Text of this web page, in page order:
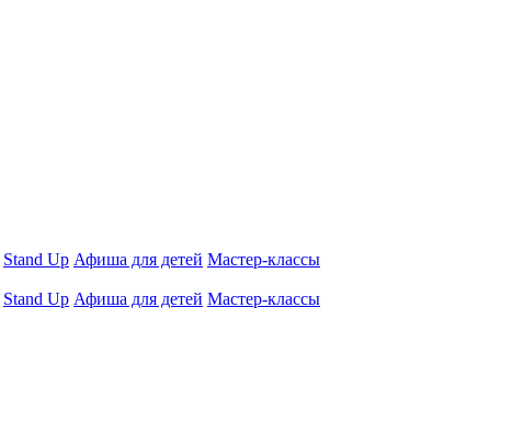
Stand Up Афиша для детей Мастер-классы
Stand Up Афиша для детей Мастер-классы